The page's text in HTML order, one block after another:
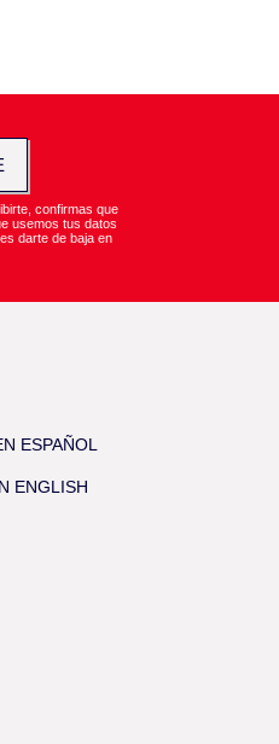
confirmas que
usemos tus datos
darte de baja en
ESPAÑOL
ENGLISH